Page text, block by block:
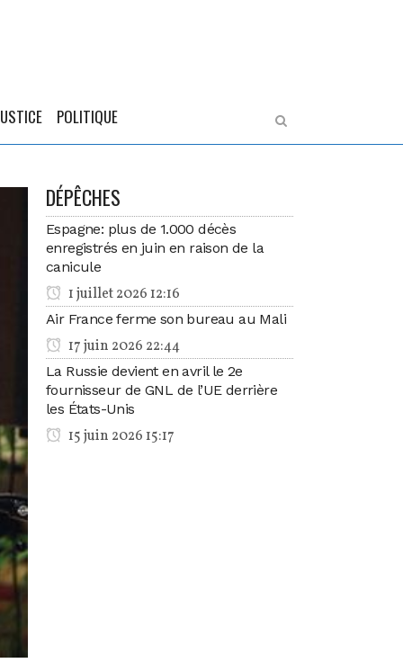
POLITIQUE
DÉPÊCHES
Espagne: plus de 1.000 décès
enregistrés en juin en raison de la
canicule
1 juillet 2026 12:16
Air France ferme son bureau au Mali
17 juin 2026 22:44
La Russie devient en avril le 2e
fournisseur de GNL de l’UE derrière
les États-Unis
15 juin 2026 15:17